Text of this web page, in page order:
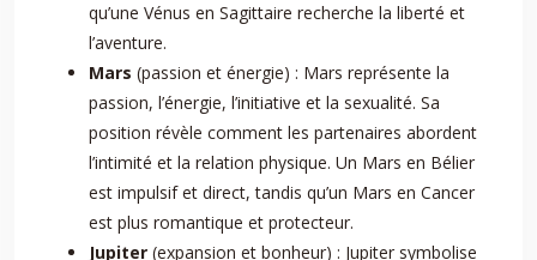
qu’une Vénus en Sagittaire recherche la liberté et
l’aventure.
Mars (passion et énergie) : Mars représente la
passion, l’énergie, l’initiative et la sexualité. Sa
position révèle comment les partenaires abordent
l’intimité et la relation physique. Un Mars en Bélier
est impulsif et direct, tandis qu’un Mars en Cancer
est plus romantique et protecteur.
Jupiter (expansion et bonheur) : Jupiter symbolise